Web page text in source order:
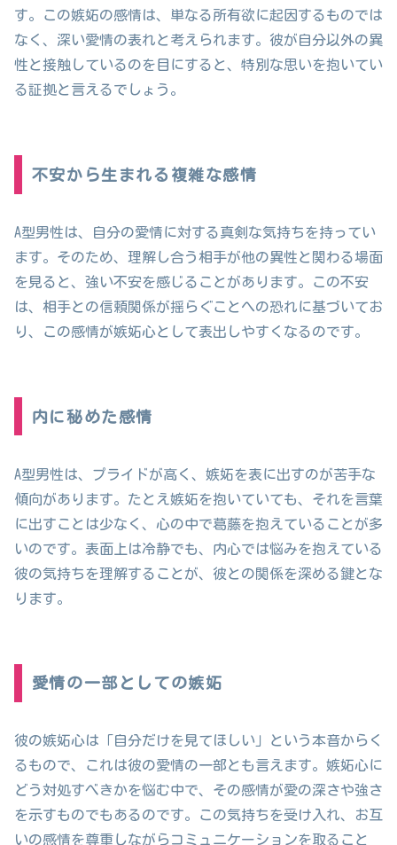
す。この嫉妬の感情は、単なる所有欲に起因するものでは
なく、深い愛情の表れと考えられます。彼が自分以外の異
性と接触しているのを目にすると、特別な思いを抱いてい
る証拠と言えるでしょう。
不安から生まれる複雑な感情
A型男性は、自分の愛情に対する真剣な気持ちを持ってい
ます。そのため、理解し合う相手が他の異性と関わる場面
を見ると、強い不安を感じることがあります。この不安
は、相手との信頼関係が揺らぐことへの恐れに基づいてお
り、この感情が嫉妬心として表出しやすくなるのです。
内に秘めた感情
A型男性は、プライドが高く、嫉妬を表に出すのが苦手な
傾向があります。たとえ嫉妬を抱いていても、それを言葉
に出すことは少なく、心の中で葛藤を抱えていることが多
いのです。表面上は冷静でも、内心では悩みを抱えている
彼の気持ちを理解することが、彼との関係を深める鍵とな
ります。
愛情の一部としての嫉妬
彼の嫉妬心は「自分だけを見てほしい」という本音からく
るもので、これは彼の愛情の一部とも言えます。嫉妬心に
どう対処すべきかを悩む中で、その感情が愛の深さや強さ
を示すものでもあるのです。この気持ちを受け入れ、お互
いの感情を尊重しながらコミュニケーションを取ること